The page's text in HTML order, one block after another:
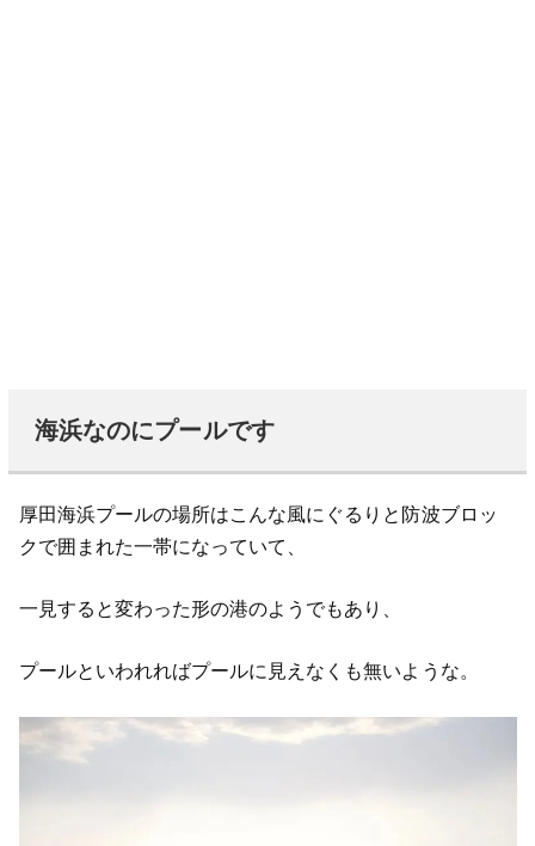
海浜なのにプールです
厚田海浜プールの場所はこんな風にぐるりと防波ブロッ
クで囲まれた一帯になっていて、
一見すると変わった形の港のようでもあり、
プールといわれればプールに見えなくも無いような。